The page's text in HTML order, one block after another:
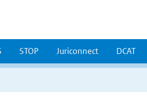
STOP Juriconnect DCAT